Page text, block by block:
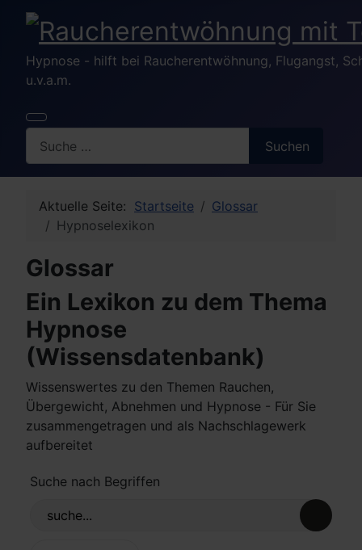
Hypnose - hilft bei Raucherentwöhnung, Flugangst,
u.v.a.m.
Suchen
Aktuelle Seite: Startseite
Glossar
Hypnoselexikon
Glossar
Ein Lexikon zu dem Thema
Hypnose
(Wissensdatenbank)
Wissenswertes zu den Themen Rauchen,
Übergewicht, Abnehmen und Hypnose - Für Sie
zusammengetragen und als Nachschlagewerk
aufbereitet
Suche nach Begriffen